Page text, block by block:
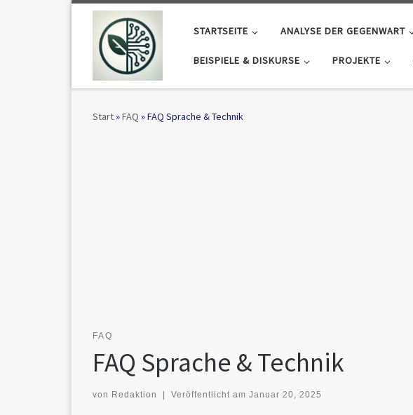
STARTSEITE ANALYSE DER GEGENWART
BEISPIELE & DISKURSE PROJEKTE
Start»FAQ »FAQ Sprache & Technik
FAQ
FAQ Sprache & Technik
von Redaktion Veröffentlicht am Januar 20, 2025